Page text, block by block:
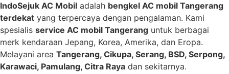
IndoSejuk AC Mobil adalah bengkel AC mobil Tangerang
terdekat yang terpercaya dengan pengalaman. Kami
spesialis service AC mobil Tangerang untuk berbagai
merk kendaraan Jepang, Korea, Amerika, dan Eropa.
Melayani area Tangerang, Cikupa, Serang, BSD, Serpong,
Karawaci, Pamulang, Citra Raya dan sekitarnya.